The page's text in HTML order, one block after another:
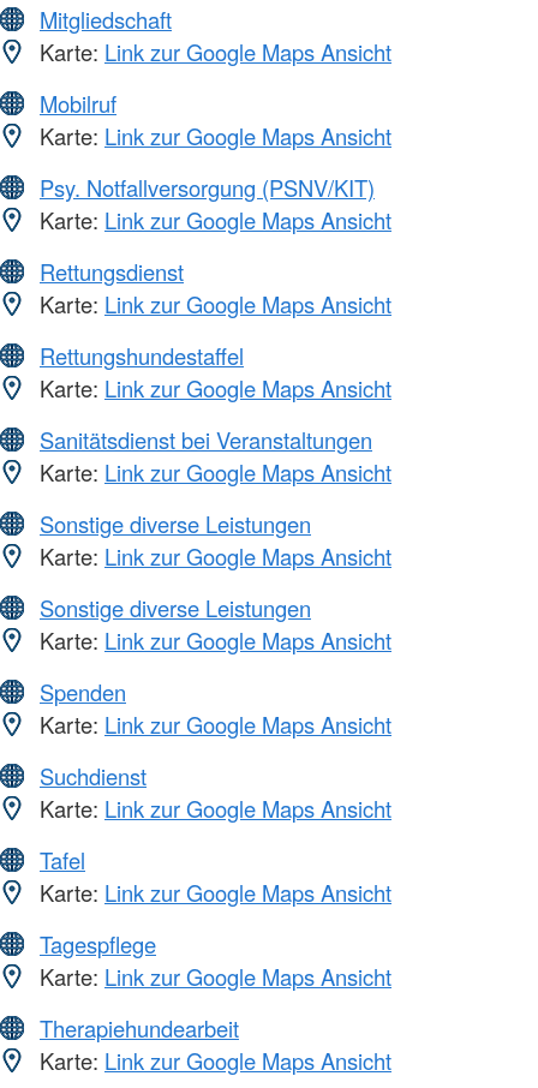
Mitgliedschaft
Karte: Link zur Google Maps Ansicht
Mobilruf
Karte: Link zur Google Maps Ansicht
Psy. Notfallversorgung (PSNV/KIT)
Karte: Link zur Google Maps Ansicht
Rettungsdienst
Karte: Link zur Google Maps Ansicht
Rettungshundestaffel
Karte: Link zur Google Maps Ansicht
Sanitätsdienst bei Veranstaltungen
Karte: Link zur Google Maps Ansicht
Sonstige diverse Leistungen
Karte: Link zur Google Maps Ansicht
Sonstige diverse Leistungen
Karte: Link zur Google Maps Ansicht
Spenden
Karte: Link zur Google Maps Ansicht
Suchdienst
Karte: Link zur Google Maps Ansicht
Tafel
Karte: Link zur Google Maps Ansicht
Tagespflege
Karte: Link zur Google Maps Ansicht
Therapiehundearbeit
Karte: Link zur Google Maps Ansicht